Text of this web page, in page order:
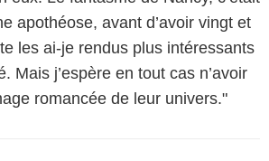
apothéose, avant d’avoir vingt et
les ai-je rendus plus intéressants
Mais j’espère en tout cas n’avoir
romancée de leur univers."